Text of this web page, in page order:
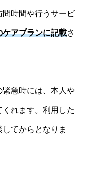
問時間や行うサービ
アプランに記載さ
緊急時には、本人や
れます。利用した
てからとなりま